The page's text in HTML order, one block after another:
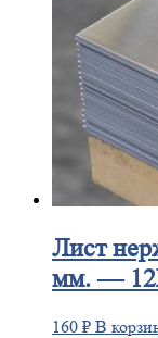
Лист
мм. —
160 ₽ В